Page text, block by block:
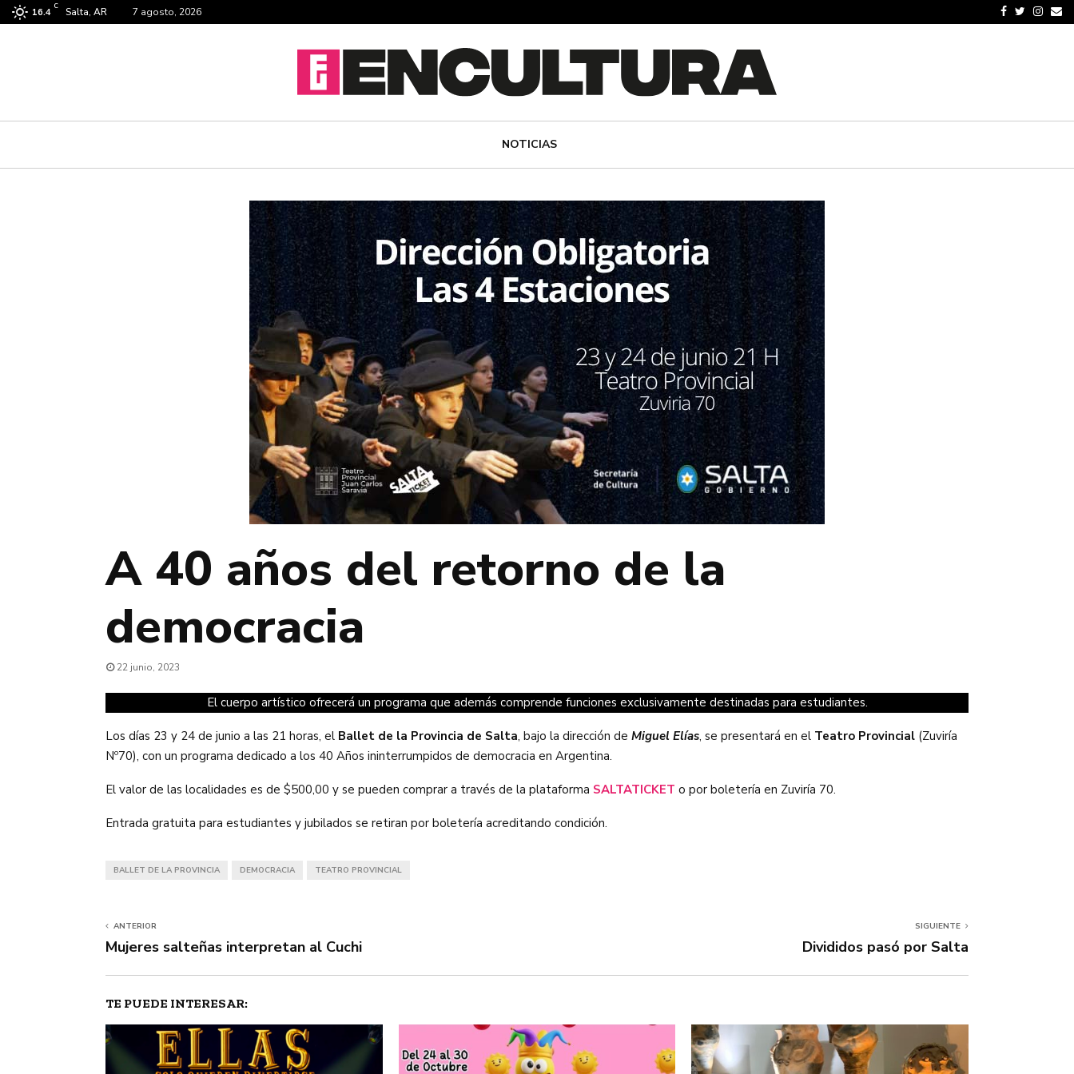
16.4
C Salta, AR 7 agosto, 2026
NOTICIAS
A 40 años del retorno de la
democracia
22 junio, 2023
El cuerpo artístico ofrecerá un programa que además comprende funciones exclusivamente destinadas para estudiantes.
Los días 23 y 24 de junio a las 21 horas, el Ballet de la Provincia de Salta, bajo la dirección de Miguel Elías, se presentará en el Teatro Provincial (Zuviría
Nº70), con un programa dedicado a los 40 Años ininterrumpidos de democracia en Argentina.
El valor de las localidades es de $500,00 y se pueden comprar a través de la plataforma SALTATICKET o por boletería en Zuviría 70.
Entrada gratuita para estudiantes y jubilados se retiran por boletería acreditando condición.
BALLET DE LA PROVINCIA DEMOCRACIA TEATRO PROVINCIAL
ANTERIOR
Mujeres salteñas interpretan al Cuchi
SIGUIENTE
Divididos pasó por Salta
TE PUEDE INTERESAR: